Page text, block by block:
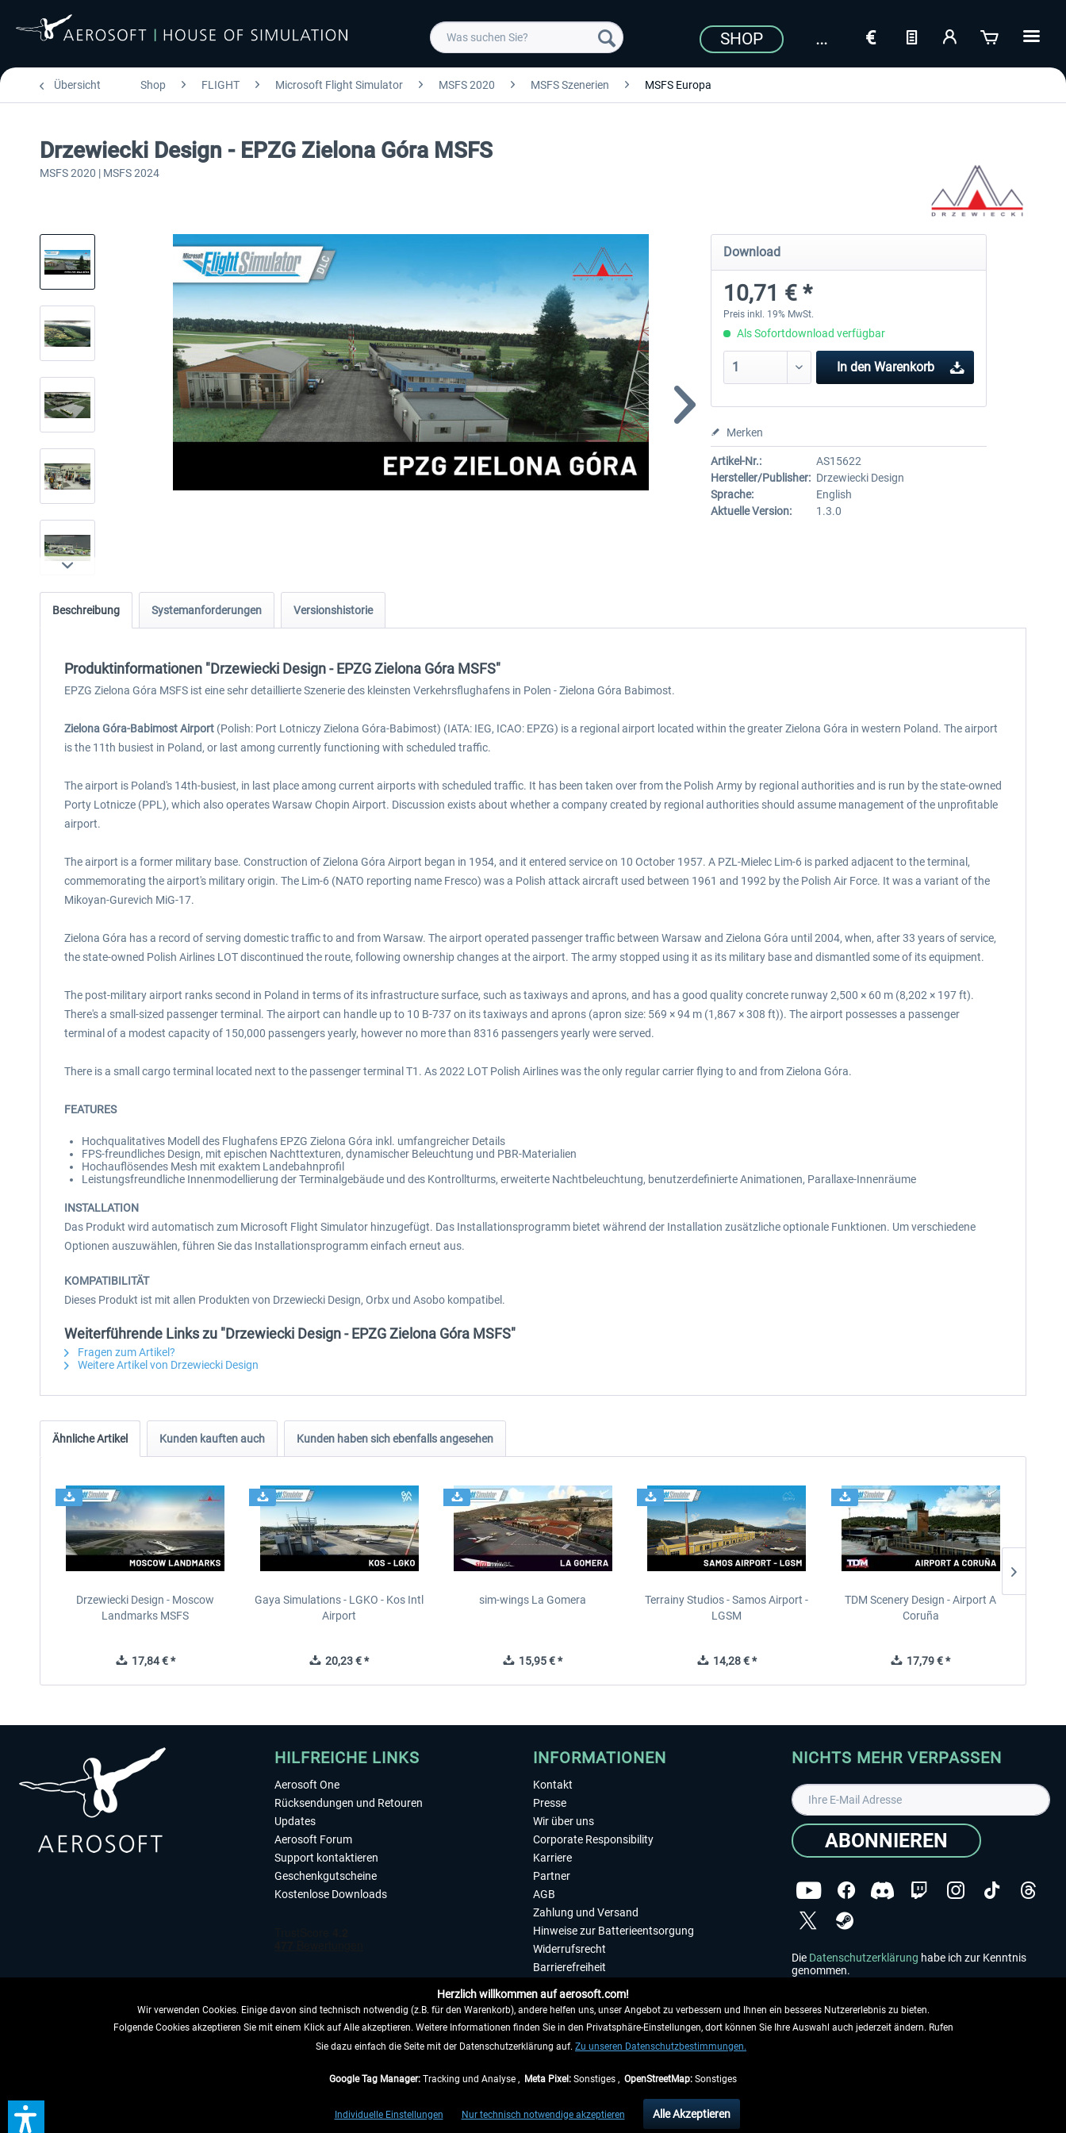
SHOP
Übersicht Shop FLIGHT Microsoft Flight Simulator MSFS 2020 MSFS Szenerien MSFS Europa
Drzewiecki Design - EPZG Zielona Góra MSFS
MSFS 2020 | MSFS 2024
Download
10,71 € *
Preis inkl. 19% MwSt.
Als Sofortdownload verfügbar
In den Warenkorb
Merken
Artikel-Nr.:
AS15622
Hersteller/Publisher: Drzewiecki Design
Sprache:
English
Aktuelle Version:
1.3.0
Beschreibung Systemanforderungen Versionshistorie
Produktinformationen "Drzewiecki Design - EPZG Zielona Góra MSFS"
EPZG Zielona Góra MSFS ist eine sehr detaillierte Szenerie des kleinsten Verkehrsflughafens in Polen - Zielona Góra Babimost.
Zielona Góra-Babimost Airport (Polish: Port Lotniczy Zielona Góra-Babimost) (IATA: IEG, ICAO: EPZG) is a regional airport located within the greater Zielona Góra in western Poland. The airport
is the 11th busiest in Poland, or last among currently functioning with scheduled traffic.
The airport is Poland's 14th-busiest, in last place among current airports with scheduled traffic. It has been taken over from the Polish Army by regional authorities and is run by the state-owned
Porty Lotnicze (PPL), which also operates Warsaw Chopin Airport. Discussion exists about whether a company created by regional authorities should assume management of the unprofitable
airport.
The airport is a former military base. Construction of Zielona Góra Airport began in 1954, and it entered service on 10 October 1957. A PZL-Mielec Lim-6 is parked adjacent to the terminal,
commemorating the airport's military origin. The Lim-6 (NATO reporting name Fresco) was a Polish attack aircraft used between 1961 and 1992 by the Polish Air Force. It was a variant of the
Mikoyan-Gurevich MiG-17.
Zielona Góra has a record of serving domestic traffic to and from Warsaw. The airport operated passenger traffic between Warsaw and Zielona Góra until 2004, when, after 33 years of service,
the state-owned Polish Airlines LOT discontinued the route, following ownership changes at the airport. The army stopped using it as its military base and dismantled some of its equipment.
The post-military airport ranks second in Poland in terms of its infrastructure surface, such as taxiways and aprons, and has a good quality concrete runway 2,500 × 60 m (8,202 × 197 ft).
There's a small-sized passenger terminal. The airport can handle up to 10 B-737 on its taxiways and aprons (apron size: 569 × 94 m (1,867 × 308 ft)). The airport possesses a passenger
terminal of a modest capacity of 150,000 passengers yearly, however no more than 8316 passengers yearly were served.
There is a small cargo terminal located next to the passenger terminal T1. As 2022 LOT Polish Airlines was the only regular carrier flying to and from Zielona Góra.
FEATURES
Hochqualitatives Modell des Flughafens EPZG Zielona Góra inkl. umfangreicher Details
FPS-freundliches Design, mit epischen Nachttexturen, dynamischer Beleuchtung und PBR-Materialien
Hochauflösendes Mesh mit exaktem Landebahnprofil
Leistungsfreundliche Innenmodellierung der Terminalgebäude und des Kontrollturms, erweiterte Nachtbeleuchtung, benutzerdefinierte Animationen, Parallaxe-Innenräume
INSTALLATION
Das Produkt wird automatisch zum Microsoft Flight Simulator hinzugefügt. Das Installationsprogramm bietet während der Installation zusätzliche optionale Funktionen. Um verschiedene
Optionen auszuwählen, führen Sie das Installationsprogramm einfach erneut aus.
KOMPATIBILITÄT
Dieses Produkt ist mit allen Produkten von Drzewiecki Design, Orbx und Asobo kompatibel.
Weiterführende Links zu "Drzewiecki Design - EPZG Zielona Góra MSFS"
Fragen zum Artikel?
Weitere Artikel von Drzewiecki Design
Ähnliche Artikel Kunden kauften auch Kunden haben sich ebenfalls angesehen
Drzewiecki Design - Moscow
Landmarks MSFS
17,84 € *
Gaya Simulations - LGKO - Kos Intl
Airport
20,23 € *
sim-wings La Gomera
15,95 € *
Terrainy Studios - Samos Airport -
LGSM
14,28 € *
TDM Scenery Design - Airport A
Coruña
17,79 € *
HILFREICHE LINKS
Aerosoft One
Rücksendungen und Retouren
Updates
Aerosoft Forum
Support kontaktieren
Geschenkgutscheine
Kostenlose Downloads
VERTRAG WIDERRUFEN
INFORMATIONEN
Kontakt
Presse
Wir über uns
Corporate Responsibility
Karriere
Partner
AGB
Zahlung und Versand
Hinweise zur Batterieentsorgung
Widerrufsrecht
Barrierefreiheit
Impressum
NICHTS MEHR VERPASSEN
ABONNIEREN
Die Datenschutzerklärung habe ich zur Kenntnis
genommen.
, wenn nicht anders beschrieben.
** Gilt für Lieferungen innerhalb Deutschlands, Lieferzeiten für andere Länder entnehmen Sie bitte denVersandinformationen
Herzlich willkommen auf aerosoft.com!
Wir verwenden Cookies. Einige davon sind technisch notwendig (z.B. für den Warenkorb), andere helfen uns, unser Angebot zu verbessern und Ihnen ein besseres Nutzererlebnis zu bieten.
Folgende Cookies akzeptieren Sie mit einem Klick auf Alle akzeptieren. Weitere Informationen finden Sie in den Privatsphäre-Einstellungen, dort können Sie Ihre Auswahl auch jederzeit ändern. Rufen
Sie dazu einfach die Seite mit der Datenschutzerklärung auf. Zu unseren Datenschutzbestimmungen.
Google Tag Manager: Tracking und Analyse , Meta Pixel: Sonstiges , OpenStreetMap: Sonstiges
Individuelle Einstellungen Nur technisch notwendige akzeptieren Alle Akzeptieren